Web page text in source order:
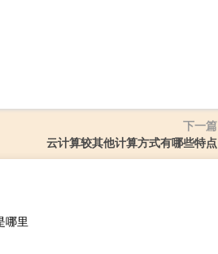
下一篇
云计算较其他计算方式有哪些特点
哪里